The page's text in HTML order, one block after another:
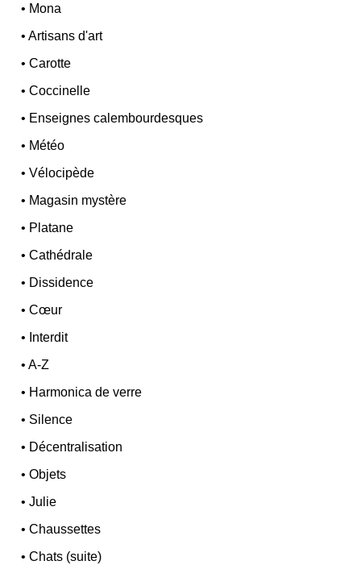
• Mona
•Artisans d'art
•Carotte
•Coccinelle
• Enseignes calembourdesques
• Météo
•Vélocipède
• Magasin mystère
• Platane
•Cathédrale
• Dissidence
•Cœur
• Interdit
•A-Z
• Harmonica de verre
• Silence
• Décentralisation
•Objets
•Julie
•Chaussettes
•Chats (suite)